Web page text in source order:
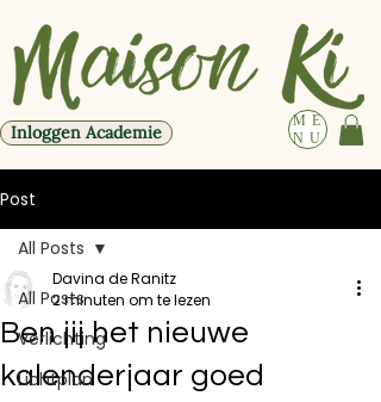
ME
NU
Inloggen Academie
Post
All Posts
Verlichting
Lichtplan
All Posts
Ben jij het nieuwe
kalenderjaar goed
Davina de Ranitz
2 minuten om te lezen